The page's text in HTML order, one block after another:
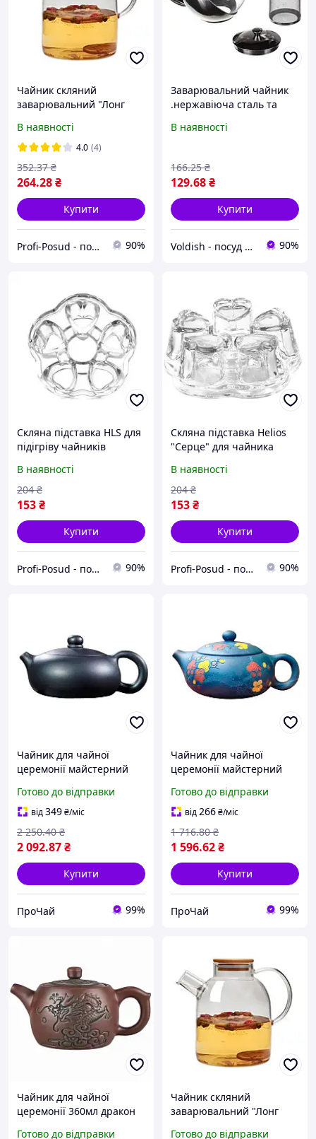
Чайник скляний
заварювальний "Лонг
дерев'яною кришкою
Helios 6742
В наявності
4.0 (4)
264.28₴
352.37 ₴
Купити
Profi-Posud - посуд для вашої оселі 90%
Заварювальний чайник
.нержавіюча сталь та
A)
В наявності
129.68₴
166.25 ₴
Купити
Voldish - посуд оптом та в роздріб 90%
Скляна підставка HLS для
підігріву чайників
В наявності
153₴
204 ₴
Купити
Profi-Posud - посуд для вашої оселі 90%
Скляна підставка Helios
"Серце" для чайника
В наявності
153₴
204 ₴
Купити
Profi-Posud - посуд для вашої оселі 90%
Чайник для чайної
церемонії майстерний
графітовий Сі Ши
ісинська глина
Готово до відправки
від349₴/міс
2 092.87₴
2 250.40 ₴
Купити
ПроЧай 99%
Чайник для чайної
церемонії майстерний
Ши з ісинської глини
Готово до відправки
від266₴/міс
1 596.62₴
1 716.80 ₴
Купити
ПроЧай 99%
Чайник для чайної
церемонії 360мл дракон
Готово до відправки
Чайник скляний
заварювальний "Лонг
Готово до відправки